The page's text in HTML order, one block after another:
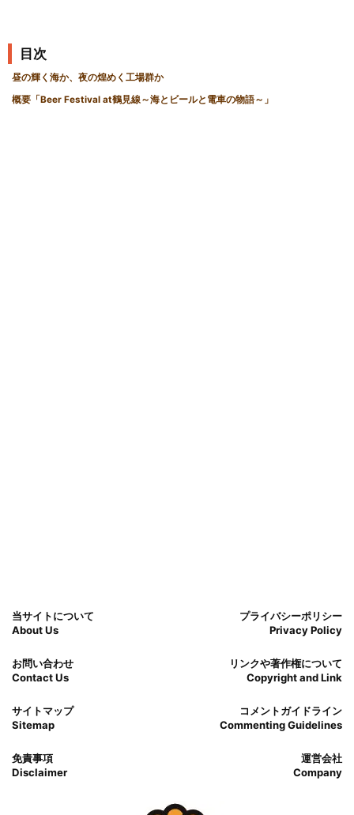
目次
昼の輝く海か、夜の煌めく工場群か
概要「Beer Festival at鶴見線～海とビールと電車の物語～」
当サイトについて
About Us
プライバシーポリシー
Privacy Policy
お問い合わせ
Contact Us
リンクや著作権について
Copyright and Link
サイトマップ
Sitemap
コメントガイドライン
Commenting Guidelines
免責事項
Disclaimer
運営会社
Company